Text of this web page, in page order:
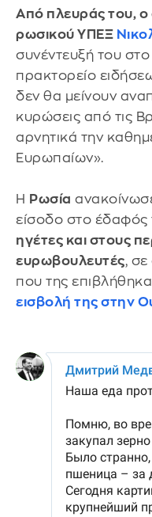
Από πλευράς του, ο
ρωσικού ΥΠΕΞ
συνέντευξή του
πρακτορείο
δεν θα μείνουν
κυρώσεις από τις
αρνητικά την
Ευρωπαίων».
Η Ρωσία
είσοδο στο έδαφός
ηγέτες και στους
ευρωβουλευτές, σε
που της
εισβολή της στην